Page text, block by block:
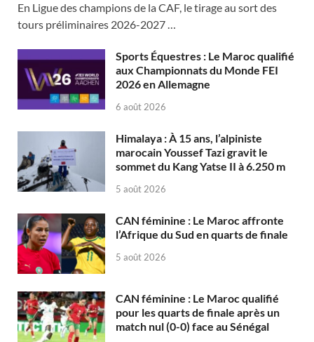
En Ligue des champions de la CAF, le tirage au sort des
tours préliminaires 2026-2027 …
Sports Équestres : Le Maroc qualifié
aux Championnats du Monde FEI
2026 en Allemagne
6 août 2026
Himalaya : À 15 ans, l’alpiniste
marocain Youssef Tazi gravit le
sommet du Kang Yatse II à 6.250 m
5 août 2026
CAN féminine : Le Maroc affronte
l’Afrique du Sud en quarts de finale
5 août 2026
CAN féminine : Le Maroc qualifié
pour les quarts de finale après un
match nul (0-0) face au Sénégal